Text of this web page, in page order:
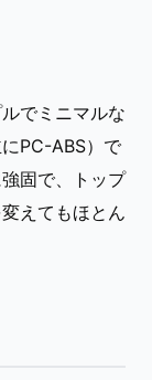
でミニマルな
PC-ABS）で
固で、トップ
えてもほとん